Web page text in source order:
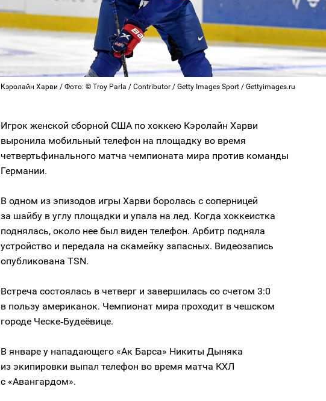
Кэролайн Харви / Фото: © Troy Parla / Contributor / Getty Images Sport / Gettyimages.ru
Игрок женской сборной США по хоккею Кэролайн Харви
выронила мобильный телефон на площадку во время
четвертьфинального матча чемпионата мира против команды
Германии.
В одном из эпизодов игры Харви боролась с соперницей
за шайбу в углу площадки и упала на лед. Когда хоккеистка
поднялась, около нее был виден телефон. Арбитр подняла
устройство и передала на скамейку запасных. Видеозапись
опубликована TSN.
Встреча состоялась в четверг и завершилась со счетом 3:0
в пользу американок. Чемпионат мира проходит в чешском
городе Ческе‑Будеёвице.
В январе у нападающего «Ак Барса» Никиты Дыняка
из экипировки выпал телефон во время матча КХЛ
с «Авангардом».